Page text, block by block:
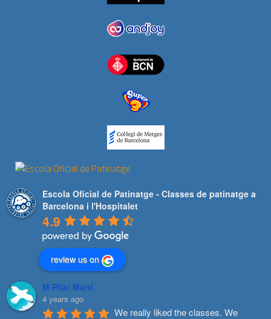
Escola Oficial de Patinatge - Classes de patinatge a
Barcelona i l'Hospitalet
4.9
review us on
M Pilar Marti
4 years ago
We really liked the classes. We